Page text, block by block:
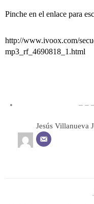
Pinche en el enlace para
http://www.ivoox.com/
mp3_rf_4690818_1.html
– –
Jesús Villanueva